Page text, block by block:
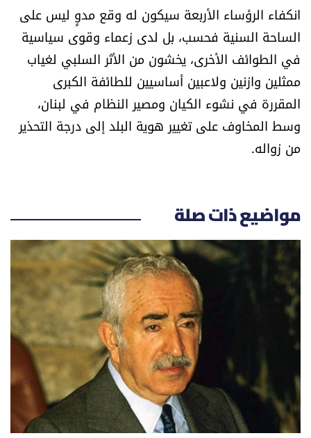
انكفاء الرؤساء الأربعة سيكون له وقع مدوٍ ليس على
الساحة السنية فحسب، بل لدى زعماء وقوى سياسية
في الطوائف الأخرى، يخشون من الأثر السلبي لغياب
ممثلين وازنين ولاعبين أساسيين للطائفة الكبرى
المقررة في نشوء الكيان ومصير النظام في لبنان،
وسط المخاوف على تغيير هوية البلد إلى درجة التحذير
من زواله.
مواضيع ذات صلة